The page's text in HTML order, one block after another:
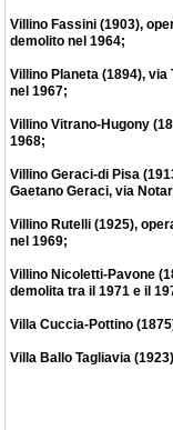
Villino Fassini (1903),
demolito nel 1964;
Villino Planeta (1894),
nel 1967;
Villino Vitrano-Hugony
1968;
Villino Geraci-di Pisa
Gaetano Geraci, via
Villino Rutelli (1925),
nel 1969;
Villino Nicoletti-Pavone
demolita tra il 1971 e il
Villa Cuccia-Pottino
Villa Ballo Tagliavia